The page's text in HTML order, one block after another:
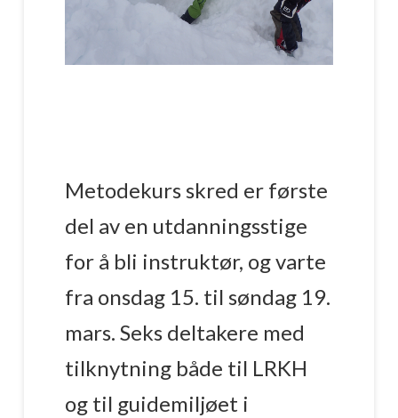
Metodekurs skred er første
del av en utdanningsstige
for å bli instruktør, og varte
fra onsdag 15. til søndag 19.
mars. Seks deltakere med
tilknytning både til LRKH
og til guidemiljøet i